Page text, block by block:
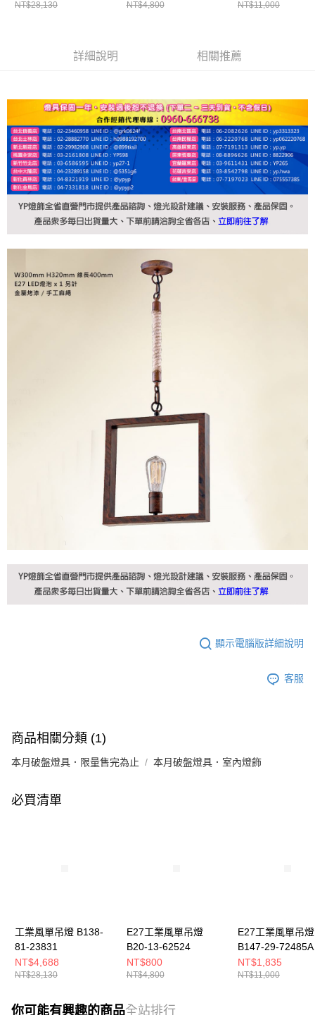
NT$28,130 NT$4,800 NT$11,000
詳細說明 相關推薦
顯示電腦版詳細說明
客服
商品相關分類 (1)
本月破盤燈具．限量售完為止 本月破盤燈具．室內燈飾
必買清單
工業風單吊燈 B138-
81-23831
NT$4,688
NT$28,130
E27工業風單吊燈
B20-13-62524
NT$800
NT$4,800
E27工業風單吊燈
B147-29-72485A
72485B
NT$1,835
NT$11,000
你可能有興趣的商品全站排行